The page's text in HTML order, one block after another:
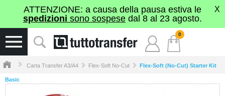
ATTENZIONE: a causa della pausa estiva le
spedizioni sono sospese dal 8 al 23 agosto.
X
0
Carta Transfer A3/A4 Flex-Soft No-Cut Flex-Soft (No-Cut) Starter Kit
Basic